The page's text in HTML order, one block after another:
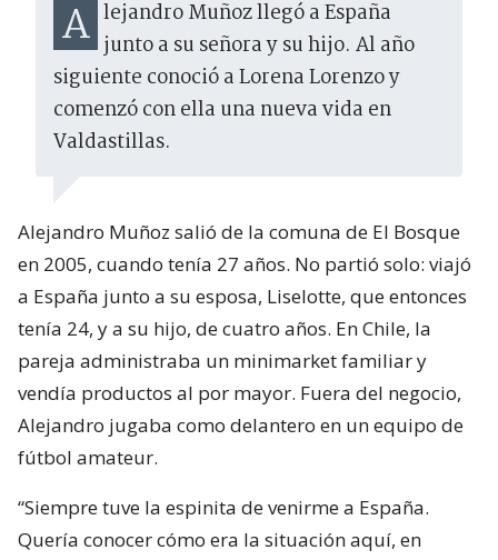
Alejandro Muñoz llegó a España junto a su señora y su hijo. Al año
siguiente conoció a Lorena Lorenzo y
comenzó con ella una nueva vida en
Valdastillas.
Alejandro Muñoz salió de la comuna de El Bosque
en 2005, cuando tenía 27 años. No partió solo: viajó
a España junto a su esposa, Liselotte, que entonces
tenía 24, y a su hijo, de cuatro años. En Chile, la
pareja administraba un minimarket familiar y
vendía productos al por mayor. Fuera del negocio,
Alejandro jugaba como delantero en un equipo de
fútbol amateur.
“Siempre tuve la espinita de venirme a España.
Quería conocer cómo era la situación aquí, en